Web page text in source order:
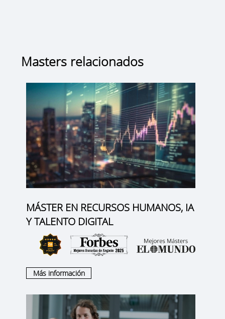
Masters relacionados
MÁSTER EN RECURSOS HUMANOS, IA
Y TALENTO DIGITAL
Más información